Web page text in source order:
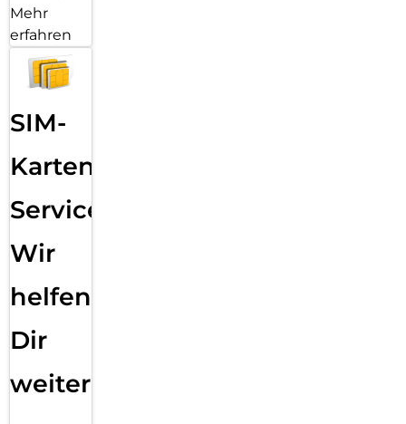
Mehr
erfahren
SIM-
Karten
Service:
Wir
helfen
Dir
weiter